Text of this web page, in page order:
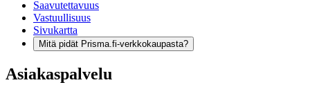
Saavutettavuus
Vastuullisuus
Sivukartta
Mitä pidät Prisma.fi-verkkokaupasta?
Asiakaspalvelu